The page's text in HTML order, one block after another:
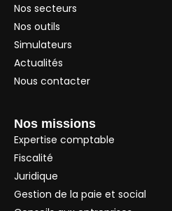
Nos secteurs
Nos outils
Simulateurs
Actualités
Nous contacter
Nos missions
Expertise comptable
Fiscalité
Juridique
Gestion de la paie et social